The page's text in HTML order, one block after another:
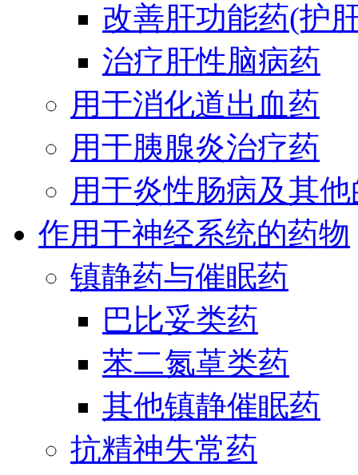
改善肝功能药(护
治疗肝性脑病药
用于消化道出血药
用于胰腺炎治疗药
用于炎性肠病及其
作用于神经系统的药物
镇静药与催眠药
巴比妥类药
苯二氮䓬类药
其他镇静催眠药
抗精神失常药